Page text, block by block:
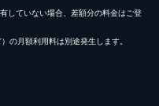
していない場合、差額分の料金はご登
の月額利用料は別途発生します。